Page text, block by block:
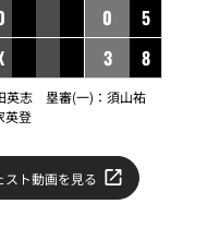
0
5
3
8
英志 塁審(一)： 須山祐
英登
スト動画を見る